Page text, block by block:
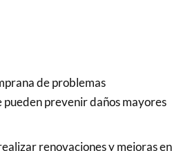
de problemas
prevenir daños mayores
renovaciones y mejoras en